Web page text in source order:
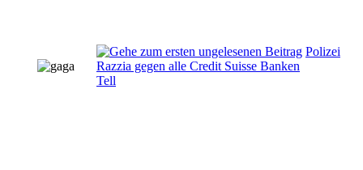
Polizei
Razzia gegen alle Credit Suisse Banken
Tell